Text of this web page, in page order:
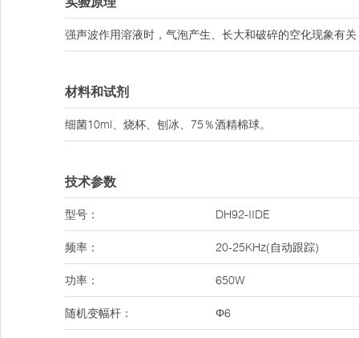
强声波作用溶液时，气泡产生、长大和破碎的空化现象有
材料和试剂
细菌10ml、烧杯、刨冰、75％酒精棉球。
技术参数
型号： DH92-IIDE
频率： 20-25KHz(自动跟踪)
功率： 650W
随机变幅杆： Φ6